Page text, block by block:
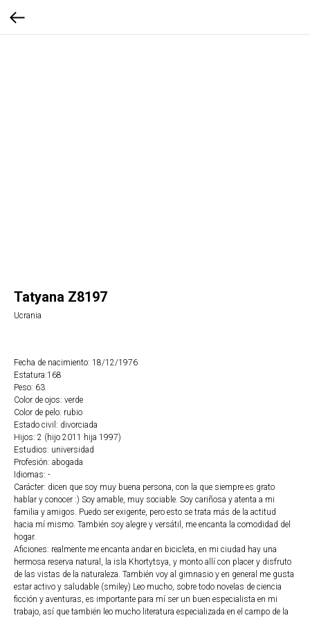
Tatyana Z8197
Ucrania
Fecha de nacimiento: 18/12/1976
Estatura:168
Peso: 63
Color de ojos: verde
Color de pelo: rubio
Estado civil: divorciada
Hijos: 2 (hijo 2011 hija 1997)
Estudios: universidad
Profesión: abogada
Idiomas: -
Carácter: dicen que soy muy buena persona, con la que siempre es grato
hablar y conocer :) Soy amable, muy sociable. Soy cariñosa y atenta a mi
familia y amigos. Puedo ser exigente, pero esto se trata más de la actitud
hacia mí mismo. También soy alegre y versátil, me encanta la comodidad del
hogar.
Aficiones: realmente me encanta andar en bicicleta, en mi ciudad hay una
hermosa reserva natural, la isla Khortytsya, y monto allí con placer y disfruto
de las vistas de la naturaleza. También voy al gimnasio y en general me gusta
estar activo y saludable (smiley) Leo mucho, sobre todo novelas de ciencia
ficción y aventuras, es importante para mí ser un buen especialista en mi
trabajo, así que también leo mucho literatura especializada en el campo de la